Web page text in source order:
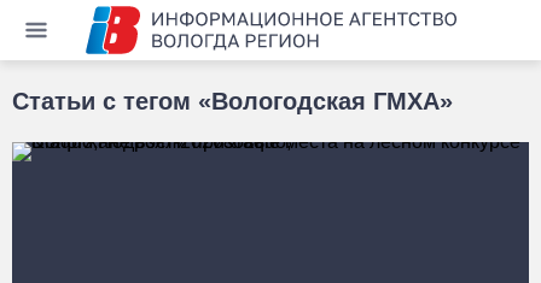
Статьи с тегом «Вологодская ГМХА»